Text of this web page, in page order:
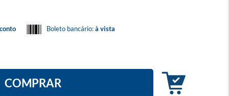
Boleto bancário:à vista
COMPRAR